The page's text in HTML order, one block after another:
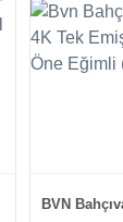
BVN